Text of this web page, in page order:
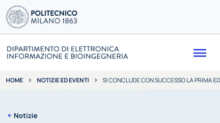
HOME NOTIZIE ED EVENTI SI CONCLUDE CON SUCCESSO LA PRIMA
Notizie